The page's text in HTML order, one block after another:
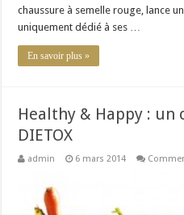
chaussure à semelle rouge, lance
uniquement dédié à ses …
En savoir plus »
Healthy & Happy : un
DIETOX
admin 6 mars 2014